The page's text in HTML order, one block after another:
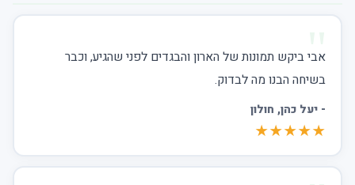
אבי ביקש תמונות של הארון והבגדים לפני שהגיע, וכבר
בשיחה הבנו מה לבדוק.
-יעל כהן, חולון
★★★★★